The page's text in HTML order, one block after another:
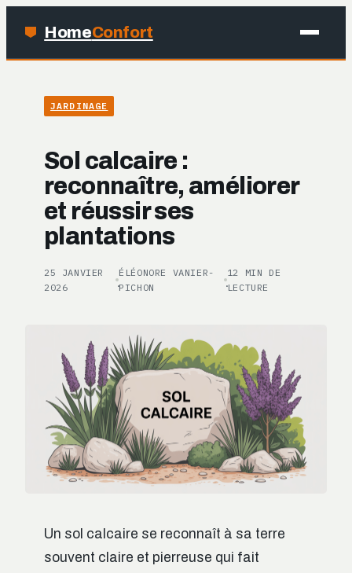
HomeConfort
JARDINAGE
DÉCO
JARDINAGE
Sol calcaire :
reconnaître, améliorer
et réussir ses
plantations
25 JANVIER
2026
·
ÉLÉONORE VANIER-
PICHON
·
12 MIN DE
LECTURE
Un sol calcaire se reconnaît à sa terre
souvent claire et pierreuse qui fait